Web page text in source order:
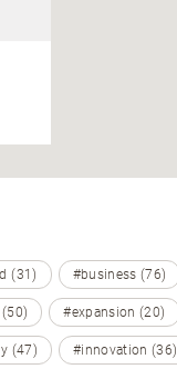
(31) #business (76)
#expansion (20)
(47) #innovation (36)